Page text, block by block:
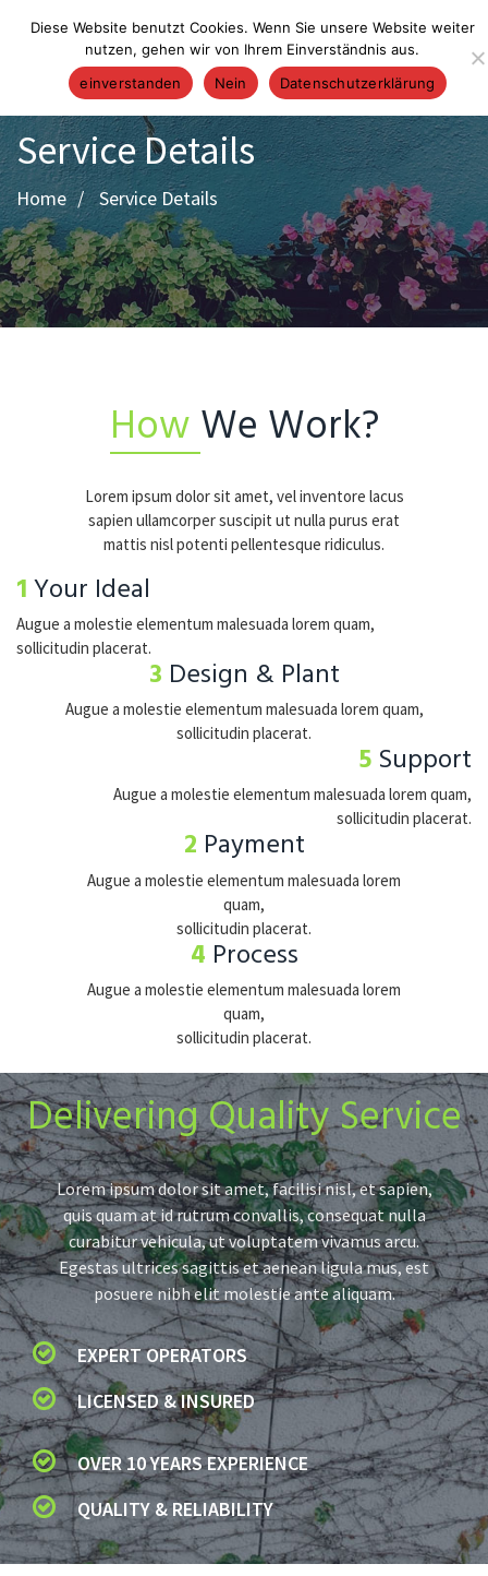
Service Details
Home Service Details
HowWe Work?
Lorem ipsum dolor sit amet, vel inventore lacus
sapien ullamcorper suscipit ut nulla purus erat
mattis nisl potenti pellentesque ridiculus.
1 Your Ideal
Augue a molestie elementum malesuada lorem quam,
sollicitudin placerat.
3 Design & Plant
Augue a molestie elementum malesuada lorem quam,
sollicitudin placerat.
5 Support
Augue a molestie elementum malesuada lorem quam,
sollicitudin placerat.
2 Payment
Augue a molestie elementum malesuada lorem
quam,
sollicitudin placerat.
4 Process
Augue a molestie elementum malesuada lorem
quam,
sollicitudin placerat.
Delivering Quality Service
Lorem ipsum dolor sit amet, facilisi nisl, et sapien,
quis quam at id rutrum convallis, consequat nulla
curabitur vehicula, ut voluptatem vivamus arcu.
Egestas ultrices sagittis et aenean ligula mus, est
posuere nibh elit molestie ante aliquam.
EXPERT OPERATORS
LICENSED & INSURED
OVER 10 YEARS EXPERIENCE
QUALITY & RELIABILITY
Diese Website benutzt Cookies. Wenn Sie unsere Website weiter
nutzen, gehen wir von Ihrem Einverständnis aus.
einverstanden
Nein Datenschutzerklärung